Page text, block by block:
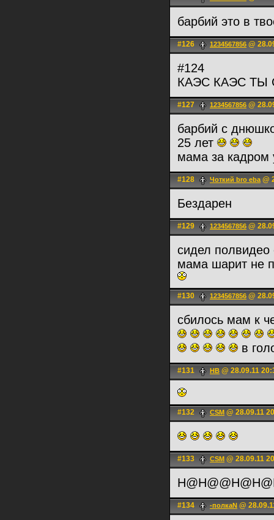
барбий это в
#126 1234567856 @
#124
КАЭС КАЭС
#127 1234567856 @
барбий с
25 лет
мама за кадром
#128 Чоткий bro eba@
Бездарен
#129 1234567856 @
сидел полвидео
мама шарит не
#130 1234567856 @
сбилось мам к
в
#131 HB @ 28.09.11
#132 CSM @ 28.09.11
#133 CSM @ 28.09.11
#134 -полкаN @